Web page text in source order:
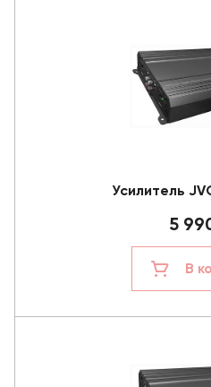
Усилитель
5
В